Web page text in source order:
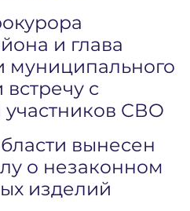
и глава
муниципального
с
СВО
вынесен
о незаконном
изделий